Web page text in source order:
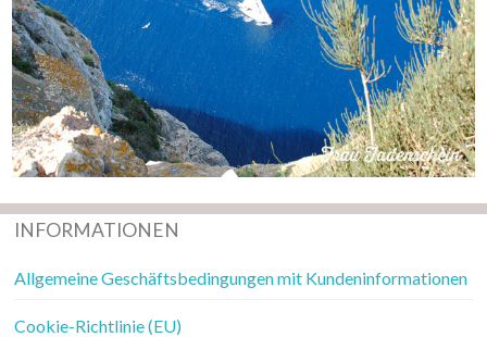
INFORMATIONEN
Allgemeine Geschäftsbedingungen mit Kundeninformationen
Cookie-Richtlinie (EU)